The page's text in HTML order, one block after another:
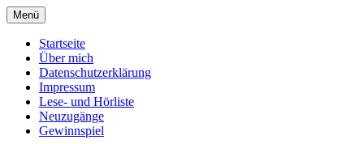
Zum
Inhalt
springen
Menü
Startseite
Über mich
Datenschutzerklärung
Impressum
Lese- und Hörliste
Neuzugänge
Gewinnspiel